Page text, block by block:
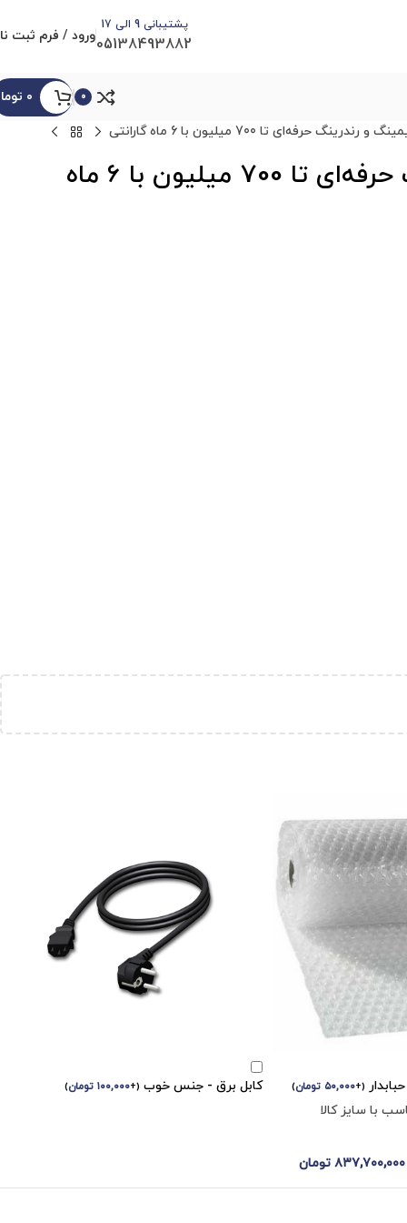
پشتیبانی 9 الی 17
05138493882ورود / فرم ثبت
0 ۰
حرفه‌ای تا 700 میلیون با 6 ماه گارانتی
سیستم کامپیوتر گیمینگ و رندرینگ حرفه‌ای تا 700 میلیون با 6 ماه
(
+۵۰,۰۰۰ تومان)
با سایز کالا
کابل برق - جنس خوب (
+۱۰۰,۰۰۰ تومان)
۸۳۷,۷۰۰,۰۰۰ تومان